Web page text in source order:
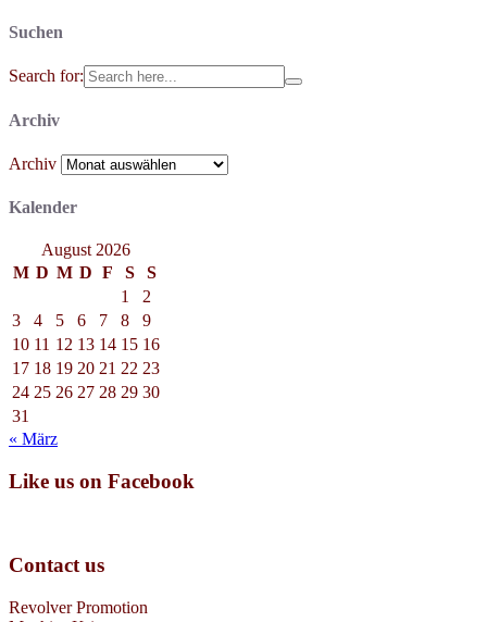
Suchen
Search for:
Archiv
Archiv
Kalender
August 2026
M D M D F S
S
1
2
3
4 5 6 7 8
9
10 11 12 13 14 15 16
17 18 19 20 21 22 23
24 25 26 27 28 29 30
31
« März
Like us on Facebook
Contact us
Revolver Promotion